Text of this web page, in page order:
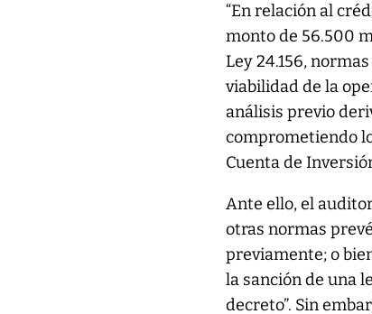
“En relación al
monto de 56.500
Ley 24.156,
viabilidad de la
análisis previo
comprometiendo
Cuenta de
Ante ello, el
otras normas
previamente; o
la sanción de una
decreto”. Sin